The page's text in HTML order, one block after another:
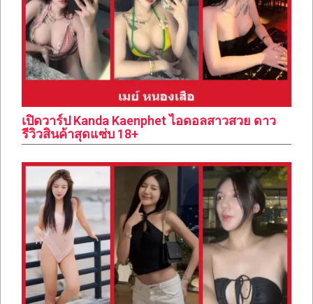
เปิดวาร์ป Kanda Kaenphet ไอดอลสาวสวย ดาว
รีวิวสินค้าสุดแซ่บ 18+